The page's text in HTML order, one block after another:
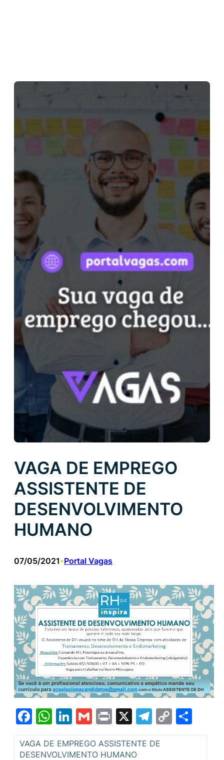
VAGA DE EMPREGO
ASSISTENTE DE
DESENVOLVIMENTO
HUMANO
07/05/2021 •Portal Vagas
Facebook
WhatsApp
LinkedIn
GmailPrint
X Telegram
Copy
Link
VAGA DE EMPREGO ASSISTENTE DE
DESENVOLVIMENTO HUMANO